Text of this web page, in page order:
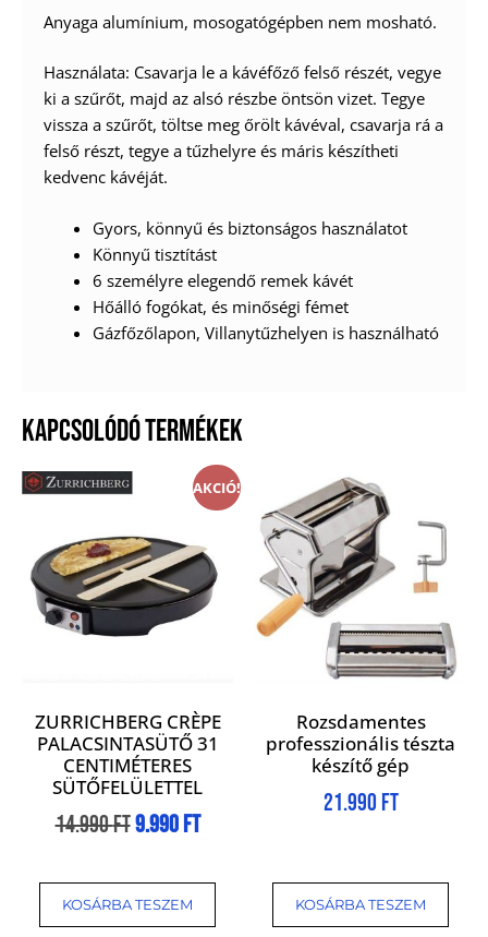
Anyaga alumínium, mosogatógépben nem mosható.
Használata: Csavarja le a kávéfőző felső részét, vegye
ki a szűrőt, majd az alsó részbe öntsön vizet. Tegye
vissza a szűrőt, töltse meg őrölt kávéval, csavarja rá a
felső részt, tegye a tűzhelyre és máris készítheti
kedvenc kávéját.
Gyors, könnyű és biztonságos használatot
Könnyű tisztítást
6 személyre elegendő remek kávét
Hőálló fogókat, és minőségi fémet
Gázfőzőlapon, Villanytűzhelyen is használható
KAPCSOLÓDÓ TERMÉKEK
AKCIÓ!
ZURRICHBERG CRÈPE
PALACSINTASÜTŐ 31
CENTIMÉTERES
SÜTŐFELÜLETTEL
14.990Ft9.990Ft
KOSÁRBA TESZEM
Rozsdamentes
professzionális tészta
készítő gép
21.990 Ft
KOSÁRBA TESZEM